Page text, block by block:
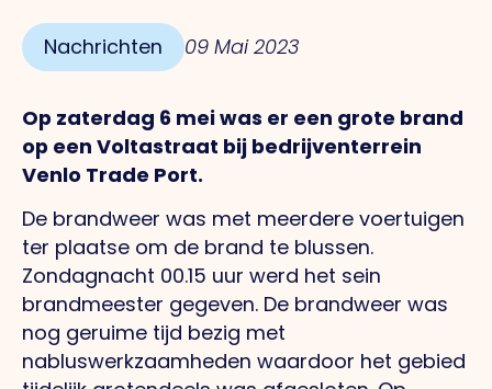
Nachrichten 09 Mai 2023
Op zaterdag 6 mei was er een grote brand
op een Voltastraat bij bedrijventerrein
Venlo Trade Port.
De brandweer was met meerdere voertuigen
ter plaatse om de brand te blussen.
Zondagnacht 00.15 uur werd het sein
brandmeester gegeven. De brandweer was
nog geruime tijd bezig met
nabluswerkzaamheden waardoor het gebied